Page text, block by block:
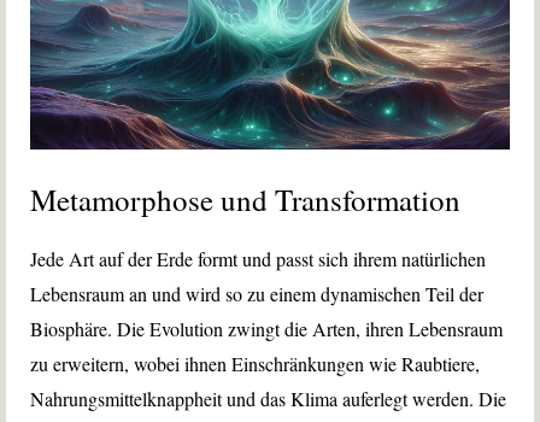
Metamorphose und Transformation
Jede Art auf der Erde formt und passt sich ihrem natürlichen
Lebensraum an und wird so zu einem dynamischen Teil der
Biosphäre. Die Evolution zwingt die Arten, ihren Lebensraum
zu erweitern, wobei ihnen Einschränkungen wie Raubtiere,
Nahrungsmittelknappheit und das Klima auferlegt werden. Die